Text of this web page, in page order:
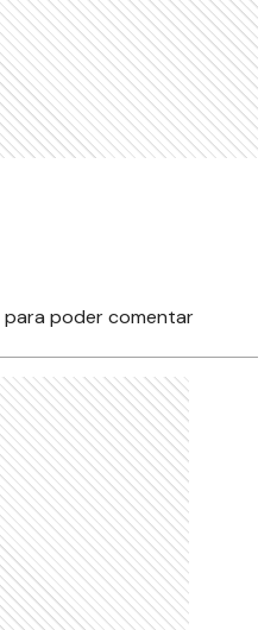
para poder comentar